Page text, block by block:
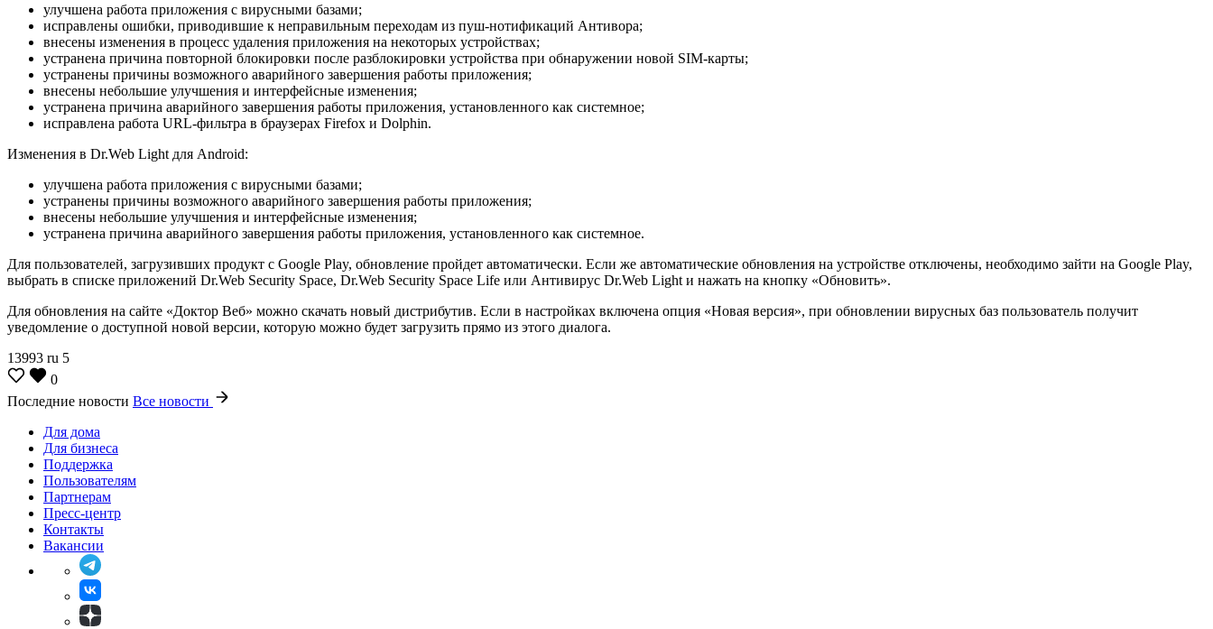
улучшена работа приложения с вирусными базами;
исправлены ошибки, приводившие к неправильным переходам из пуш-нотификаций Антивора;
внесены изменения в процесс удаления приложения на некоторых устройствах;
устранена причина повторной блокировки после разблокировки устройства при обнаружении новой SIM-карты;
устранены причины возможного аварийного завершения работы приложения;
внесены небольшие улучшения и интерфейсные изменения;
устранена причина аварийного завершения работы приложения, установленного как системное;
исправлена работа URL-фильтра в браузерах Firefox и Dolphin.
Изменения в Dr.Web Light для Android:
улучшена работа приложения с вирусными базами;
устранены причины возможного аварийного завершения работы приложения;
внесены небольшие улучшения и интерфейсные изменения;
устранена причина аварийного завершения работы приложения, установленного как системное.
Для пользователей, загрузивших продукт с Google Play, обновление пройдет автоматически. Если же автоматические обновления на устройстве отключены, необходимо зайти на Google Play,
выбрать в списке приложений Dr.Web Security Space, Dr.Web Security Space Life или Антивирус Dr.Web Light и нажать на кнопку «Обновить».
Для обновления на сайте «Доктор Веб» можно скачать новый дистрибутив. Если в настройках включена опция «Новая версия», при обновлении вирусных баз пользователь получит
уведомление о доступной новой версии, которую можно будет загрузить прямо из этого диалога.
13993 ru 5
0
Последние новости Все новости
Для дома
Для бизнеса
Поддержка
Пользователям
Партнерам
Пресс-центр
Контакты
Вакансии